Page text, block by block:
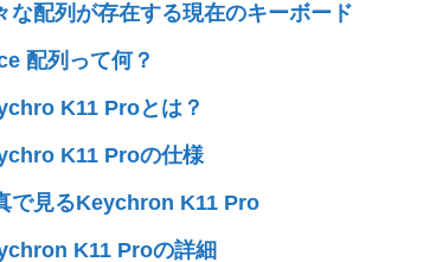
な配列が存在する現在のキーボード
配列って何？
K11 Proとは？
K11 Proの仕様
で見るKeychron K11 Pro
K11 Proの詳細